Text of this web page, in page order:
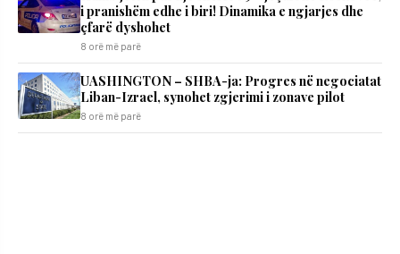
i pranishëm edhe i biri! Dinamika e ngjarjes dhe
çfarë dyshohet
8 orë më parë
UASHINGTON – SHBA-ja: Progres në negociatat
Liban-Izrael, synohet zgjerimi i zonave pilot
8 orë më parë